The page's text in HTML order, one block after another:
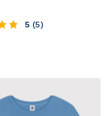
5 (5)